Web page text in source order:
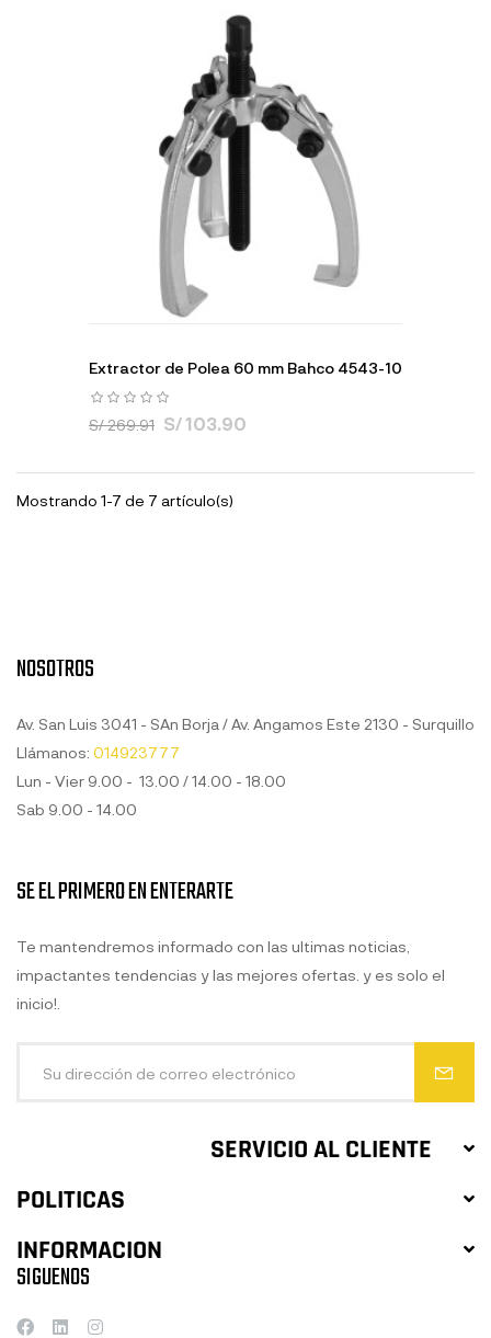
Extractor de Polea 60 mm Bahco 4543-10
S/ 269.91 S/ 103.90
Mostrando 1-7 de 7 artículo(s)
NOSOTROS
Av. San Luis 3041 - SAn Borja / Av. Angamos Este 2130 - Surquillo
Llámanos: 014923777
Lun - Vier 9.00 - 13.00 / 14.00 - 18.00
Sab 9.00 - 14.00
SERVICIO AL CLIENTE
POLITICAS
INFORMACION
SE EL PRIMERO EN ENTERARTE
Te mantendremos informado con las ultimas noticias,
impactantes tendencias y las mejores ofertas. y es solo el
inicio!.
SIGUENOS